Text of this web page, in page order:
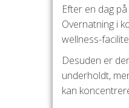
Efter en dag
Overnatning i
wellness-
Desuden er
underholdt,
kan